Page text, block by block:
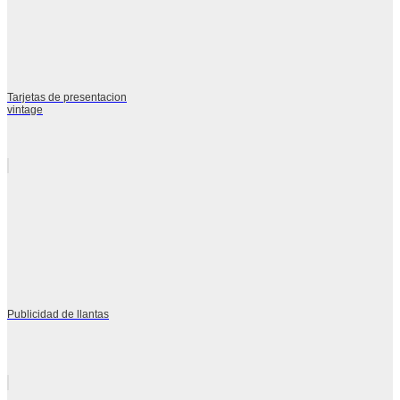
Tarjetas de presentacion
vintage
Publicidad de llantas